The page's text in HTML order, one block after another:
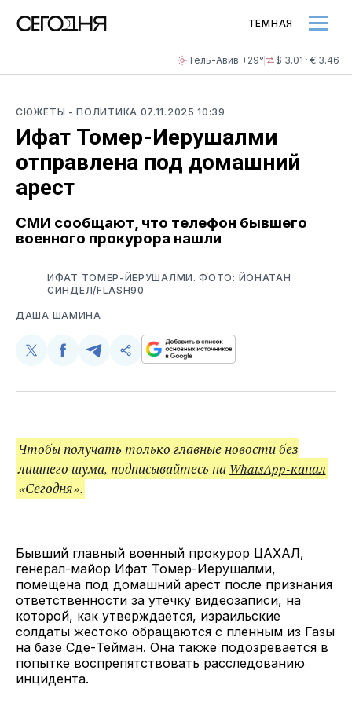
Тель-Авив +29° $ 3.01 · € 3.46
ТЕМНАЯ
СЮЖЕТЫ - ПОЛИТИКА 07.11.2025 10:39
Ифат Томер-Иерушалми
отправлена под домашний
арест
СМИ сообщают, что телефон бывшего
военного прокурора нашли
ИФАТ ТОМЕР-ЙЕРУШАЛМИ. ФОТО: ЙОНАТАН
СИНДЕЛ/FLASH90
ДАША ШАМИНА
Поделиться
Twitter
Поделиться
Facebook
Поделиться
Telegram
Скопируйте
поделитесь
Чтобы получать только главные новости без
лишнего шума, подписывайтесь на WhatsApp-канал
«Сегодня».
Бывший главный военный прокурор ЦАХАЛ,
генерал-майор Ифат Томер-Иерушалми,
помещена под домашний арест после признания
ответственности за утечку видеозаписи, на
которой, как утверждается, израильские
солдаты жестоко обращаются с пленным из Газы
на базе Сде-Тейман. Она также подозревается в
попытке воспрепятствовать расследованию
инцидента.